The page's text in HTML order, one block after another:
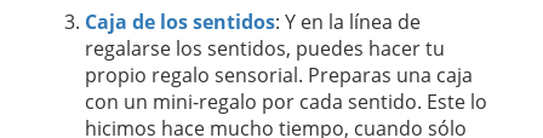
Caja de los sentidos: Y en la línea de
regalarse los sentidos, puedes hacer tu
propio regalo sensorial. Preparas una caja
con un mini-regalo por cada sentido. Este lo
hicimos hace mucho tiempo, cuando sólo